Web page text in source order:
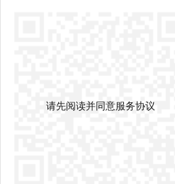
请先阅读并同意服务协议